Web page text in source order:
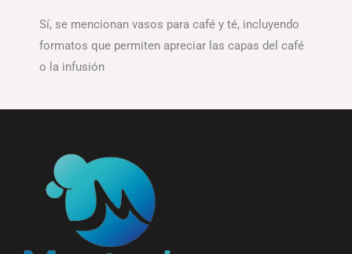
Sí, se mencionan vasos para café y té, incluyendo
formatos que permiten apreciar las capas del café
o la infusión